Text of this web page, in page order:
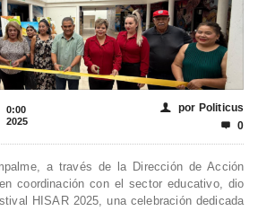
0:00
2025
👤 por Politicus
 0
a través de la Dirección de Acción
coordinación con el sector educativo, dio
HISAR 2025, una celebración dedicada